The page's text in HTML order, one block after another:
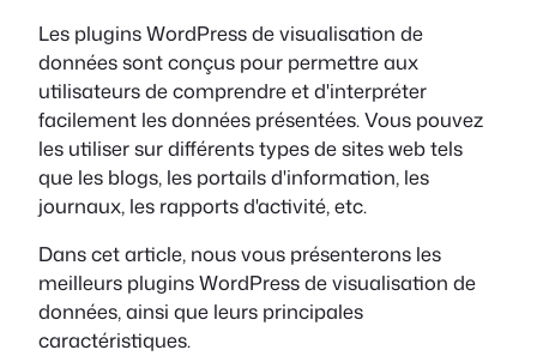
Les plugins WordPress de visualisation de
données sont conçus pour permettre aux
utilisateurs de comprendre et d'interpréter
facilement les données présentées. Vous pouvez
les utiliser sur différents types de sites web tels
que les blogs, les portails d'information, les
journaux, les rapports d'activité, etc.
Dans cet article, nous vous présenterons les
meilleurs plugins WordPress de visualisation de
données, ainsi que leurs principales
caractéristiques.